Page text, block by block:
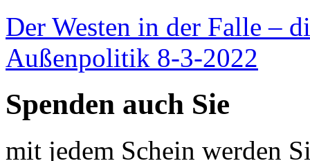
Der Westen in der Falle –
Außenpolitik 8-3-2022
Spenden auch Sie
mit jedem Schein werden